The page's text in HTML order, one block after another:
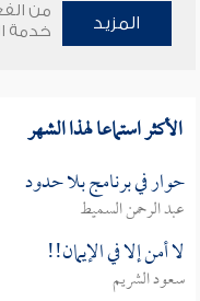
المزيد
من
خدمة
الأكثر استماعا لهذا الشهر
حوار في برنامج بلا حدود
عبد الرحمن السميط
لا أمن إلا في الإيمان!!
سعود الشريم